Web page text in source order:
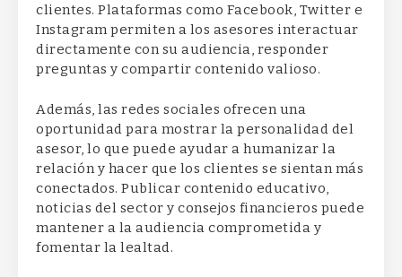
clientes. Plataformas como Facebook, Twitter e
Instagram permiten a los asesores interactuar
directamente con su audiencia, responder
preguntas y compartir contenido valioso.
Además, las redes sociales ofrecen una
oportunidad para mostrar la personalidad del
asesor, lo que puede ayudar a humanizar la
relación y hacer que los clientes se sientan más
conectados. Publicar contenido educativo,
noticias del sector y consejos financieros puede
mantener a la audiencia comprometida y
fomentar la lealtad.